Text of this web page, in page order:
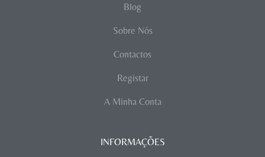
Blog
Sobre Nós
Contactos
Registar
A Minha Conta
INFORMAÇÕES